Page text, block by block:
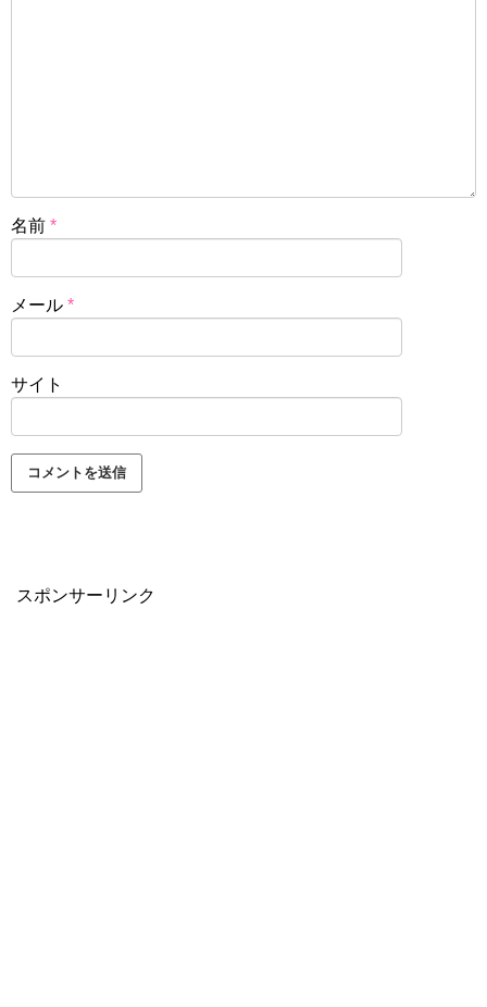
名前 *
メール *
サイト
スポンサーリンク